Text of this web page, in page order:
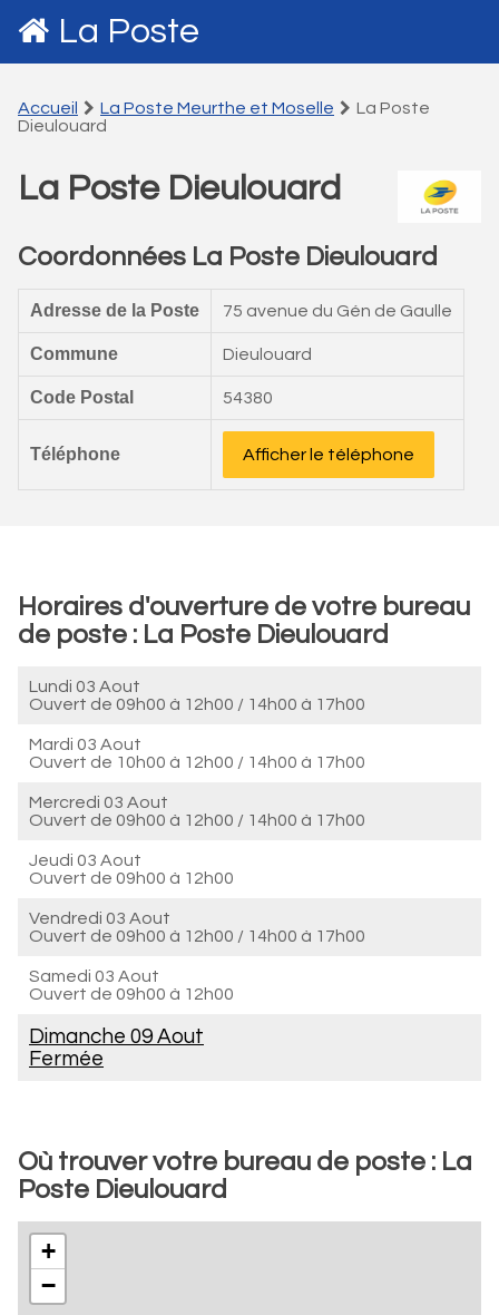
La Poste
Accueil La Poste Meurthe et Moselle
La Poste
Dieulouard
La Poste Dieulouard
Coordonnées La Poste Dieulouard
Adresse de la Poste 75 avenue du Gén de Gaulle
Commune Dieulouard
Code Postal 54380
Téléphone Afficher le téléphone
Horaires d'ouverture de votre bureau
de poste : La Poste Dieulouard
Lundi 03 Aout
Ouvert de 09h00 à 12h00 / 14h00 à 17h00
Mardi 03 Aout
Ouvert de 10h00 à 12h00 / 14h00 à 17h00
Mercredi 03 Aout
Ouvert de 09h00 à 12h00 / 14h00 à 17h00
Jeudi 03 Aout
Ouvert de 09h00 à 12h00
Vendredi 03 Aout
Ouvert de 09h00 à 12h00 / 14h00 à 17h00
Samedi 03 Aout
Ouvert de 09h00 à 12h00
Dimanche 09 Aout
Fermée
Où trouver votre bureau de poste : La
Poste Dieulouard
+
−